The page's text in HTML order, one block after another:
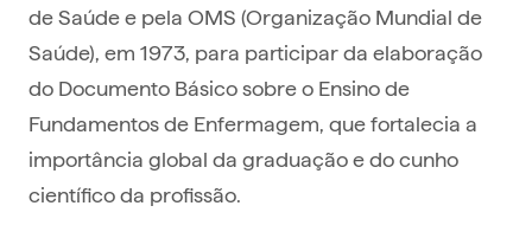
de Saúde e pela OMS (Organização Mundial de
Saúde), em 1973, para participar da elaboração
do Documento Básico sobre o Ensino de
Fundamentos de Enfermagem, que fortalecia a
importância global da graduação e do cunho
científico da profissão.